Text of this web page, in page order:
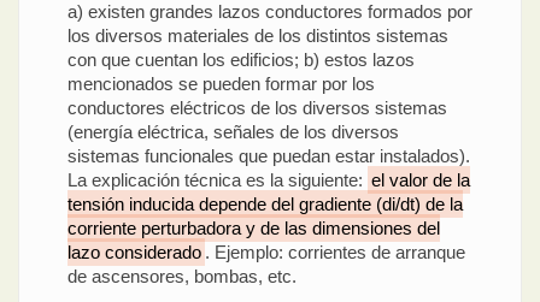
a) existen grandes lazos conductores formados por
los diversos materiales de los distintos sistemas
con que cuentan los edificios; b) estos lazos
mencionados se pueden formar por los
conductores eléctricos de los diversos sistemas
(energía eléctrica, señales de los diversos
sistemas funcionales que puedan estar instalados).
La explicación técnica es la siguiente: el valor de la
tensión inducida depende del gradiente (di/dt) de la
corriente perturbadora y de las dimensiones del
lazo considerado . Ejemplo: corrientes de arranque
de ascensores, bombas, etc.